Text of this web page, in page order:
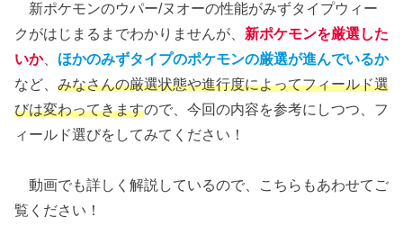
新ポケモンのウパー/ヌオーの性能がみずタイプウィー
クがはじまるまでわかりませんが、 新ポケモンを厳選した
いか、 ほかのみずタイプのポケモンの厳選が進んでいるか
など、 みなさんの厳選状態や進行度によってフィールド選
びは変わってきますので、今回の内容を参考にしつつ、フ
ィールド選びをしてみてください！
動画でも詳しく解説しているので、こちらもあわせてご
覧ください！